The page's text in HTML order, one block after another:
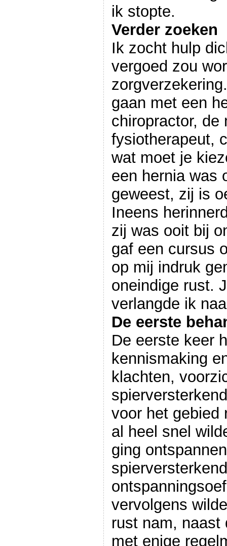
ik stopte.
Verder zoeken
Ik zocht hulp
vergoed zou
gaan met een
chiropractor, de
wat moet je
een hernia was
geweest, zij is
Ineens
zij was ooit bij
gaf een cursus
op mij indruk
oneindige rust.
verlangde ik
De eerste
De eerste keer
kennismaking
klachten,
voor het gebied
al heel snel
ging
vervolgens
rust nam, naast
met enige